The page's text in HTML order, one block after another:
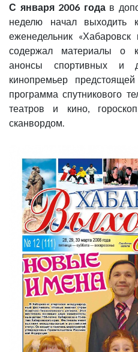
С января 2006 годав
неделю начал выходить
еженедельник
содержал материалы о
анонсы спортивных и
кинопремьер
программа спутникового
театров и кино,
сканвордом.